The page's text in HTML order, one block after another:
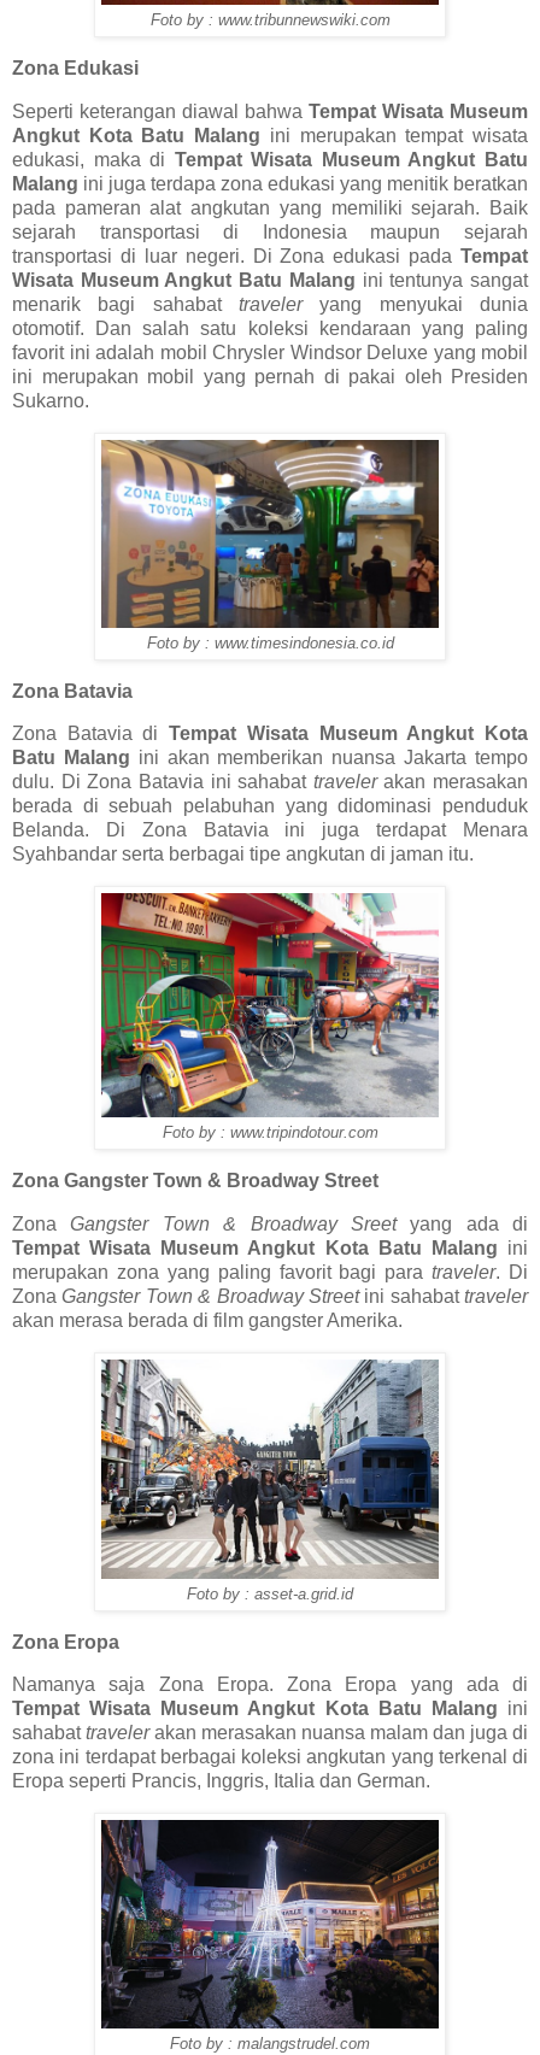
Foto by : www.tribunnewswiki.com
Zona Edukasi
Seperti keterangan diawal bahwa Tempat Wisata Museum
Angkut Kota Batu Malang ini merupakan tempat wisata
edukasi, maka di Tempat Wisata Museum Angkut Batu
Malang ini juga terdapa zona edukasi yang menitik beratkan
pada pameran alat angkutan yang memiliki sejarah. Baik
sejarah transportasi di Indonesia maupun sejarah
transportasi di luar negeri. Di Zona edukasi pada Tempat
Wisata Museum Angkut Batu Malang ini tentunya sangat
menarik bagi sahabat traveleryang menyukai dunia
otomotif. Dan salah satu koleksi kendaraan yang paling
favorit ini adalah mobil Chrysler Windsor Deluxe yang mobil
ini merupakan mobil yang pernah di pakai oleh Presiden
Sukarno.
Foto by : www.timesindonesia.co.id
Zona Batavia
Zona Batavia diTempat Wisata Museum Angkut Kota
Batu Malang ini akan memberikan nuansa Jakarta tempo
dulu. Di Zona Batavia ini sahabat travelerakan merasakan
berada di sebuah pelabuhan yang didominasi penduduk
Belanda. Di Zona Batavia ini juga terdapat Menara
Syahbandar serta berbagai tipe angkutan di jaman itu.
Foto by : www.tripindotour.com
Zona Gangster Town & Broadway Street
ZonaGangster Town & Broadway Sreetyang ada di
Tempat Wisata Museum Angkut Kota Batu Malang ini
merupakan zona yang paling favorit bagi paratraveler. Di
ZonaGangster Town & Broadway Street ini sahabattraveler
akan merasa berada di film gangster Amerika.
Foto by : asset-a.grid.id
Zona Eropa
Namanya saja Zona Eropa. Zona Eropa yang ada di
Tempat Wisata Museum Angkut Kota Batu Malang ini
sahabattravelerakan merasakan nuansa malam dan juga di
zona ini terdapat berbagai koleksi angkutan yang terkenal di
Eropa seperti Prancis, Inggris, Italia dan German.
Foto by : malangstrudel.com